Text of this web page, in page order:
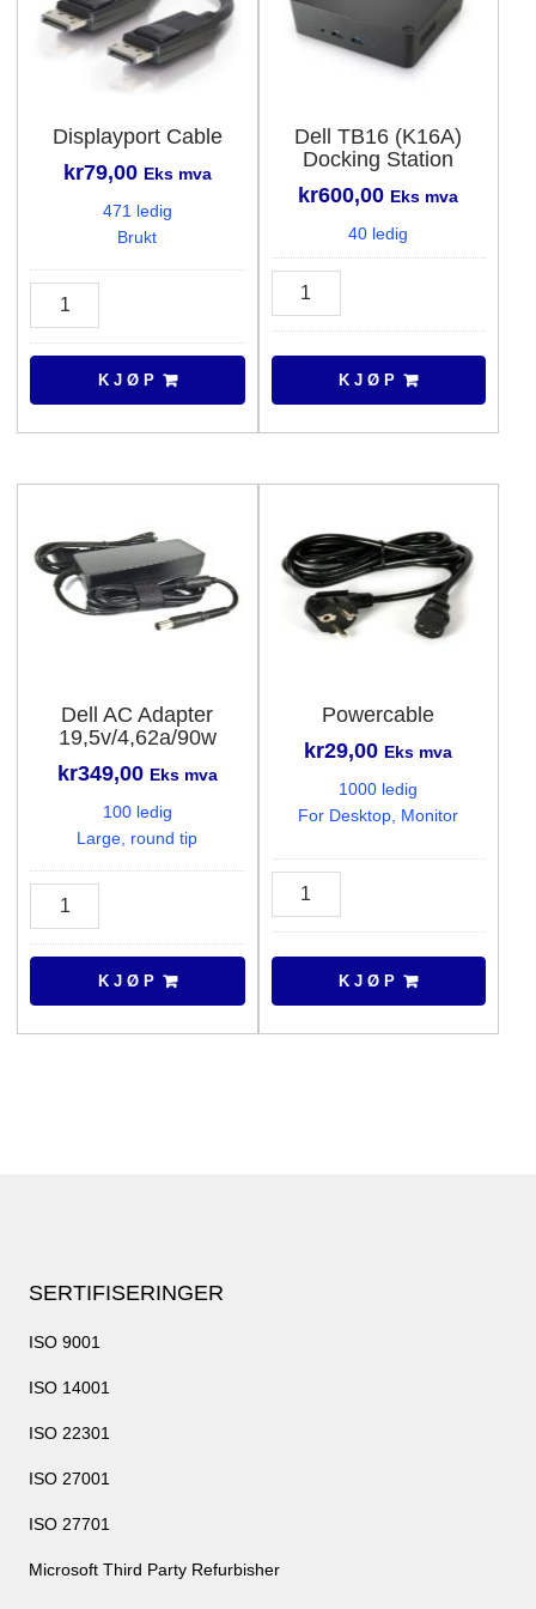
Displayport Cable
kr79,00 Eks mva
471 ledig
Brukt
Displayport
antall
K J Ø P
Dell TB16 (K16A)
Docking Station
kr600,00 Eks mva
40 ledig
(K16A)
Docking
K J Ø P
Dell AC Adapter
19,5v/4,62a/90w
kr349,00 Eks mva
100 ledig
Large, round tip
Adapter
19,5v/4,62a/90w
antall
K J Ø P
Powercable
kr29,00 Eks mva
1000 ledig
For Desktop, Monitor
Powercable
K J Ø P
SERTIFISERINGER
ISO 9001
ISO 14001
ISO 22301
ISO 27001
ISO 27701
Microsoft Third Party Refurbisher